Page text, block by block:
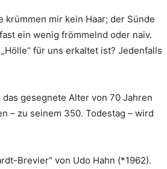
krümmen mir kein Haar; der Sünde
ein wenig frömmelnd oder naiv.
für uns erkaltet ist? Jedenfalls
gesegnete Alter von 70 Jahren
– zu seinem 350. Todestag – wird
Brevier“ von Udo Hahn (*1962).